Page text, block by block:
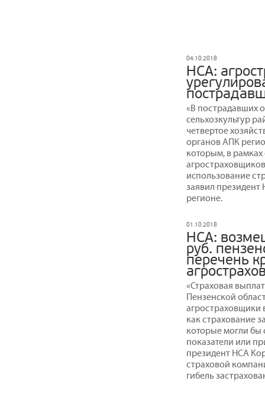
04.10.2018
НСА:
«В пострадавших
сельхозкультур
четвертое
органов АПК
которым, в
использование
заявил
регионе.
01.10.2018
НСА:
руб.
перечень
«Страховая
Пензенской
агростраховщики
как страхование
которые могли бы
показатели или
президент НСА
страховой
гибель